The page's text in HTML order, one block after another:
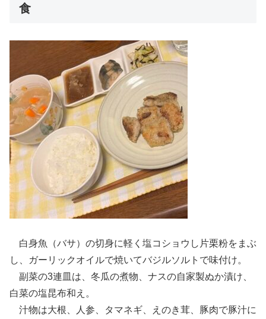
食
白身魚（バサ）の切身に軽く塩コショウし片栗粉をまぶ
し、ガーリックオイルで焼いてバジルソルトで味付け。
副菜の3連皿は、冬瓜の煮物、ナスの自家製ぬか漬け、
白菜の塩昆布和え。
汁物は大根、人参、タマネギ、えのき茸、豚肉で豚汁に